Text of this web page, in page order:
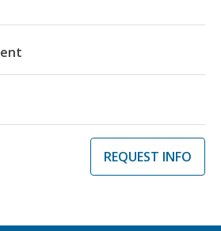
REQUEST INFO